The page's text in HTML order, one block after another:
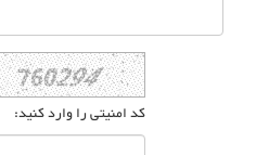
کد امنیتی را وارد کنید: